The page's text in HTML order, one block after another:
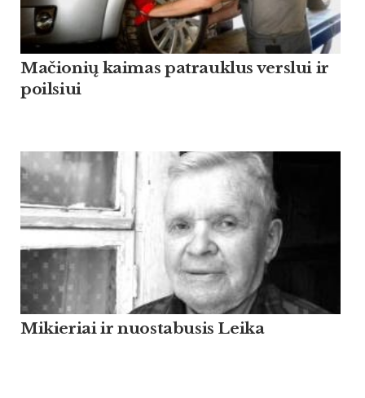
Mačionių kaimas patrauklus verslui ir
poilsiui
Mikieriai ir nuostabusis Leika